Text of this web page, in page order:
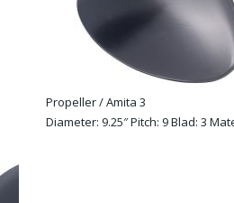
Propeller / Amita 3
Diameter: 9.25″ Pitch: 9 Blad: 3